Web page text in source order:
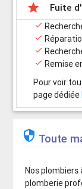
 Fuite



 Remise
Pour voir
page dédiée
 Toute
Nos
plomberie